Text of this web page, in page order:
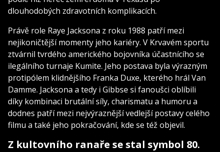
dlouhodobých zdravotních komplikacích.
Právě role Raye Jacksona z roku 1988 patří mezi
nejikoničtější momenty jeho kariéry. V Krvavém sportu
ztvárnil tvrdého amerického bojovníka účastnícího se
ilegálního turnaje Kumite. Jeho postava byla výrazným
protipólem klidnějšího Franka Duxe, kterého hrál Van
Damme. Jacksona a tedy i Gibbse si fanoušci oblíbili
díky kombinaci brutální síly, charismatu a humoru a
dodnes patří mezi nejvýraznější vedlejší postavy celého
filmu a také jeho pokračování, kde se též objevil.
Z kultovního ranaře se stal symbol 80.